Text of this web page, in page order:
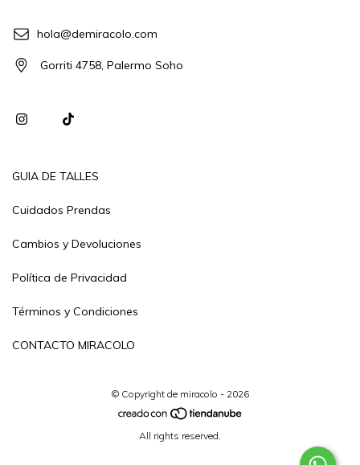
hola@demiracolo.com
Gorriti 4758, Palermo Soho
GUIA DE TALLES
Cuidados Prendas
Cambios y Devoluciones
Política de Privacidad
Términos y Condiciones
CONTACTO MIRACOLO
© Copyright de miracolo - 2026
All rights reserved.